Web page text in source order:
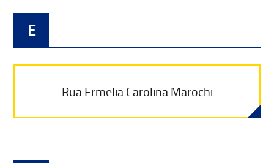
E
Rua Ermelia Carolina Marochi